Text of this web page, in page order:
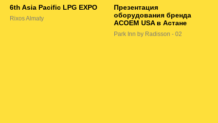
6th Asia Pacific LPG EXPO
Rixos Almaty
Презентация
оборудования бренда
ACOEM USA в Астане
Park Inn by Radisson - 02